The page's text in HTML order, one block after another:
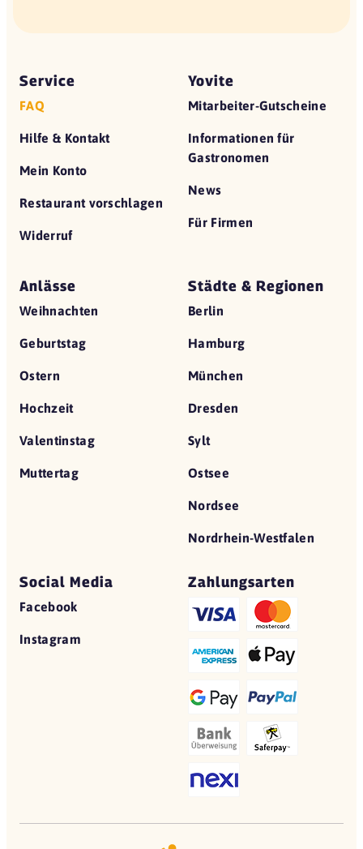
Service
FAQ
Hilfe & Kontakt
Mein Konto
Restaurant vorschlagen
Widerruf
Yovite
Mitarbeiter-Gutscheine
Informationen für
Gastronomen
News
Für Firmen
Anlässe
Weihnachten
Geburtstag
Ostern
Hochzeit
Valentinstag
Muttertag
Städte & Regionen
Berlin
Hamburg
München
Dresden
Sylt
Ostsee
Nordsee
Nordrhein-Westfalen
Social Media
Facebook
Instagram
Zahlungsarten